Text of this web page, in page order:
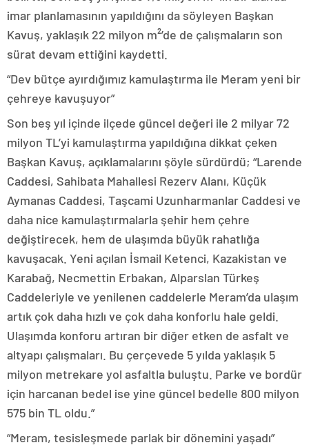
imar planlamasının yapıldığını da söyleyen Başkan
Kavuş, yaklaşık 22 milyon m²’de de çalışmaların son
sürat devam ettiğini kaydetti.
“Dev bütçe ayırdığımız kamulaştırma ile Meram yeni bir
çehreye kavuşuyor”
Son beş yıl içinde ilçede güncel değeri ile 2 milyar 72
milyon TL’yi kamulaştırma yapıldığına dikkat çeken
Başkan Kavuş, açıklamalarını şöyle sürdürdü; “Larende
Caddesi, Sahibata Mahallesi Rezerv Alanı, Küçük
Aymanas Caddesi, Taşcami Uzunharmanlar Caddesi ve
daha nice kamulaştırmalarla şehir hem çehre
değiştirecek, hem de ulaşımda büyük rahatlığa
kavuşacak. Yeni açılan İsmail Ketenci, Kazakistan ve
Karabağ, Necmettin Erbakan, Alparslan Türkeş
Caddeleriyle ve yenilenen caddelerle Meram’da ulaşım
artık çok daha hızlı ve çok daha konforlu hale geldi.
Ulaşımda konforu artıran bir diğer etken de asfalt ve
altyapı çalışmaları. Bu çerçevede 5 yılda yaklaşık 5
milyon metrekare yol asfaltla buluştu. Parke ve bordür
için harcanan bedel ise yine güncel bedelle 800 milyon
575 bin TL oldu.”
“Meram, tesisleşmede parlak bir dönemini yaşadı”